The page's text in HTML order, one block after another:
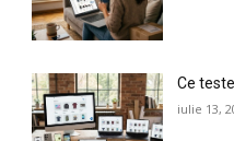
Ce
iulie 13,